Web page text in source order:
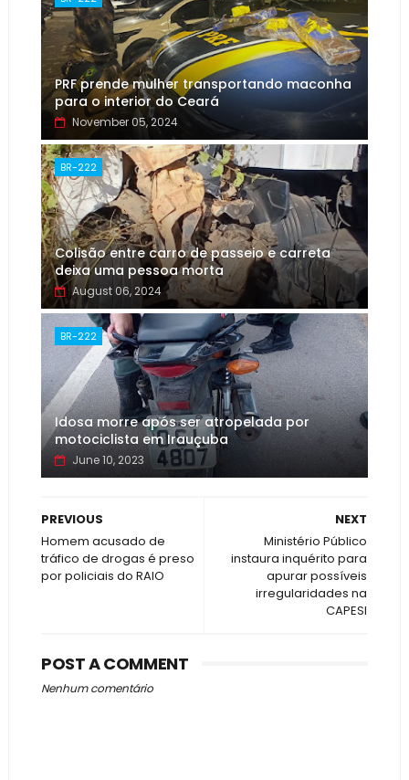
PRF prende mulher transportando maconha
para o interior do Ceará
November 05, 2024
BR-222
Colisão entre carro de passeio e carreta
deixa uma pessoa morta
August 06, 2024
BR-222
Idosa morre após ser atropelada por
motociclista em Irauçuba
June 10, 2023
NEXT
Ministério Público
instaura inquérito para
apurar possíveis
irregularidades na
CAPESI
PREVIOUS
Homem acusado de
tráfico de drogas é preso
por policiais do RAIO
POST A COMMENT
Nenhum comentário